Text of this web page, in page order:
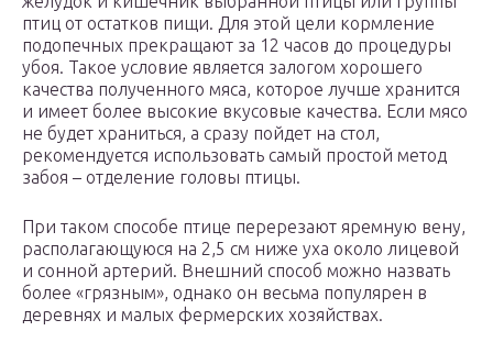
птиц от остатков пищи. Для этой цели кормление
подопечных прекращают за 12 часов до процедуры
убоя. Такое условие является залогом хорошего
качества полученного мяса, которое лучше хранится
и имеет более высокие вкусовые качества. Если мясо
не будет храниться, а сразу пойдет на стол,
рекомендуется использовать самый простой метод
забоя – отделение головы птицы.
При таком способе птице перерезают яремную вену,
располагающуюся на 2,5 см ниже уха около лицевой
и сонной артерий. Внешний способ можно назвать
более «грязным», однако он весьма популярен в
деревнях и малых фермерских хозяйствах.